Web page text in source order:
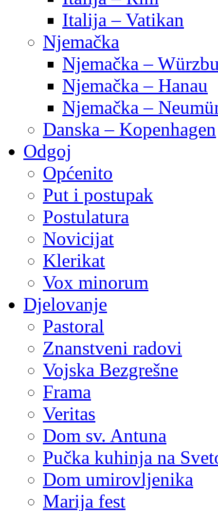
Italija – Vatikan
Njemačka
Njemačka –
Njemačka – Hanau
Njemačka –
Danska – Kopenhagen
Odgoj
Općenito
Put i postupak
Postulatura
Novicijat
Klerikat
Vox minorum
Djelovanje
Pastoral
Znanstveni radovi
Vojska Bezgrešne
Frama
Veritas
Dom sv. Antuna
Pučka kuhinja na
Dom umirovljenika
Marija fest